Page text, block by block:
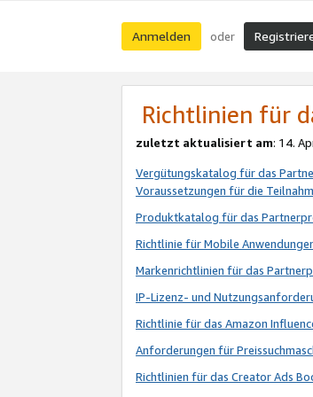
Anmelden oder
Richtlinien für
zuletzt aktualisiert am: 14.
Vergütungskatalog für das
Voraussetzungen für die
Produktkatalog für das
Richtlinie für Mobile
Markenrichtlinien für das
IP-Lizenz- und
Richtlinie für das Amazon
Anforderungen für
Richtlinien für das Creator Ads